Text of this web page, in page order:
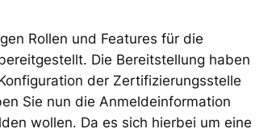
Rollen und Features für die
Die Bereitstellung haben
der Zertifizierungsstelle
Sie nun die Anmeldeinformation
wollen. Da es sich hierbei um eine